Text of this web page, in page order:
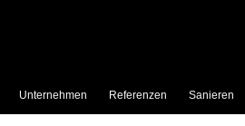
Unternehmen Referenzen Sanieren